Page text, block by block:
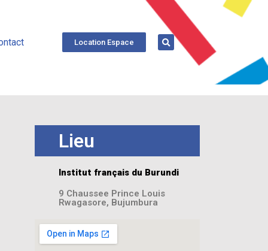
Location Espace
Lieu
Institut français du Burundi
9 Chaussee Prince Louis
Rwagasore, Bujumbura